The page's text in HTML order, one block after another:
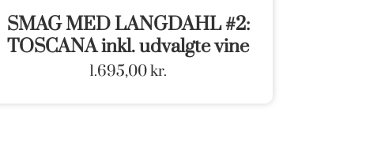
SMAG MED LANGDAHL #2:
TOSCANA inkl. udvalgte vine
1.695,00kr.